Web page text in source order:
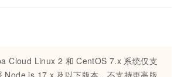
Cloud Linux 2 和 CentOS 7.x 系统仅支